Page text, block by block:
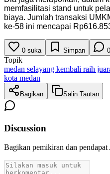
memfasilitasi stand untuk
biaya. Jumlah transaksi
ke-58 ini mencapai
0 suka Simpan 0
Topik
medan selayang kembali raih
kota medan
Bagikan Salin Tautan
Discussion
Bagikan pemikiran dan pendapat